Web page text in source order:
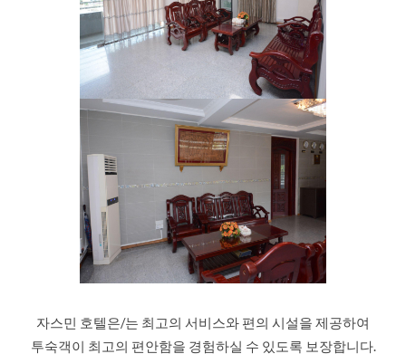
자스민 호텔은/는 최고의 서비스와 편의 시설을 제공하여
투숙객이 최고의 편안함을 경험하실 수 있도록 보장합니다.